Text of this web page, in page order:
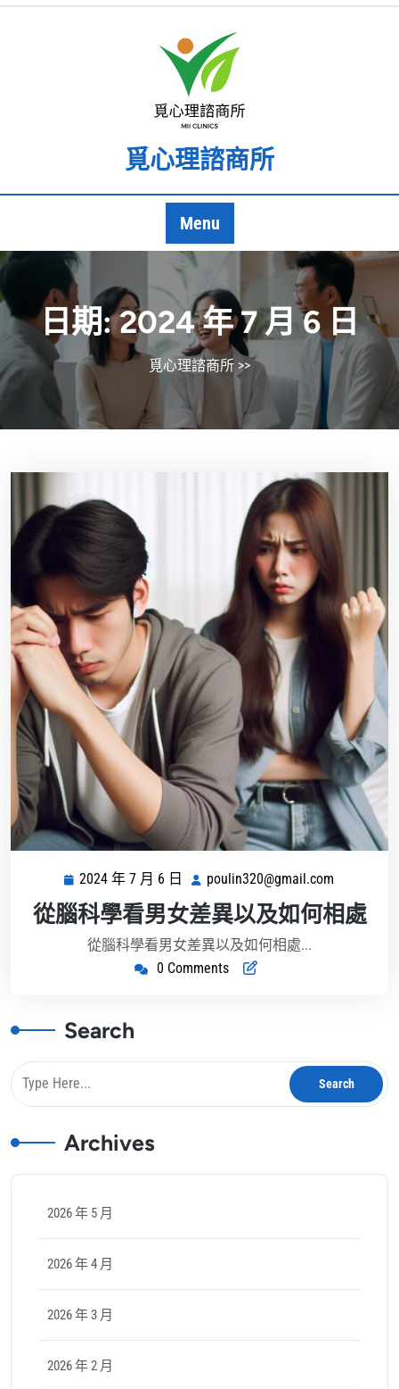
Skip
覓心理諮商所
Menu
日期:2024 年 7 月 6 日
覓心理諮商所 >>
2024 年 7 月 6 日
2024
年
7
月
6
poulin320@gmail.com
從腦科學看男女差異以及如何相處
從腦科學看男女差異以及如何相處...
0 Comments
Search
Archives
2026 年 5 月
2026 年 4 月
2026 年 3 月
2026 年 2 月